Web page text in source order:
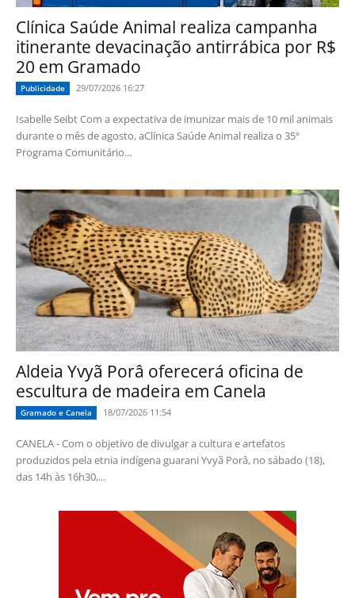
Clínica Saúde Animal realiza campanha
itinerante devacinação antirrábica por R$
20 em Gramado
Publicidade 29/07/2026 16:27
Isabelle Seibt Com a expectativa de imunizar mais de 10 mil animais
durante o mês de agosto, aClínica Saúde Animal realiza o 35º
Programa Comunitário...
Aldeia Yvyã Porâ oferecerá oficina de
escultura de madeira em Canela
Gramado e Canela 18/07/2026 11:54
CANELA - Com o objetivo de divulgar a cultura e artefatos
produzidos pela etnia indígena guarani Yvyã Porâ, no sábado (18),
das 14h às 16h30,...